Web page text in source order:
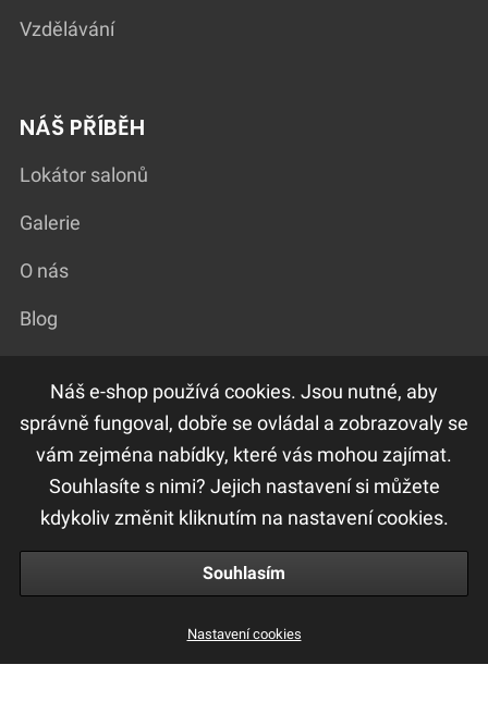
Vzdělávání
NÁŠ PŘÍBĚH
Lokátor salonů
Galerie
O nás
Blog
DŮLEŽITÉ ODKAZY
F.A.Q
Ochrana osobních údajů
Obchodní a reklamační podmínky
Náš e-shop používá cookies. Jsou nutné, aby
správně fungoval, dobře se ovládal a zobrazovaly se
vám zejména nabídky, které vás mohou zajímat.
Souhlasíte s nimi? Jejich nastavení si můžete
kdykoliv změnit kliknutím na nastavení cookies.
Souhlasím
Nastavení cookies